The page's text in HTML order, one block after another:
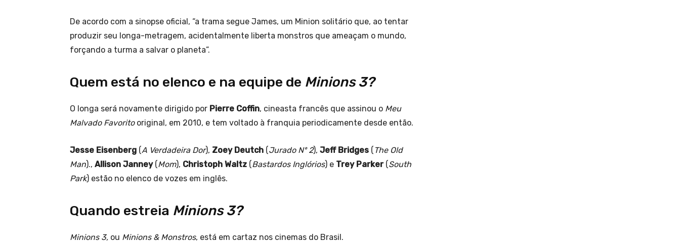
De acordo com a sinopse oficial, “a trama segue James, um Minion solitário que, ao tentar
produzir seu longa-metragem, acidentalmente liberta monstros que ameaçam o mundo,
forçando a turma a salvar o planeta”.
Quem está no elenco e na equipe de Minions 3?
O longa será novamente dirigido por Pierre Coffin, cineasta francês que assinou o Meu
Malvado Favoritooriginal, em 2010, e tem voltado à franquia periodicamente desde então.
Jesse Eisenberg (A Verdadeira Dor), Zoey Deutch (Jurado Nº 2), Jeff Bridges ( The Old
Man)., Allison Janney(Mom), Christoph Waltz (Bastardos Inglórios) e Trey Parker(South
Park) estão no elenco de vozes em inglês.
Quando estreia Minions 3?
Minions 3, ou Minions & Monstros, está em cartaz nos cinemas do Brasil.